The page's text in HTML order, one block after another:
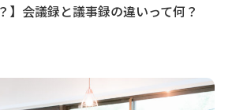
】会議録と議事録の違いって何？